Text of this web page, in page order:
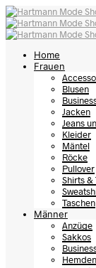
Home
Frauen
Blusen
Jacken
Jeans
Kleider
Mäntel
Röcke
Pullover
Shirts &
Taschen
Männer
Anzüge
Sakkos
Hemden